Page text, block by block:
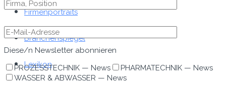
Firmenportraits
Branchenspiegel
Lexikon
Diese/n Newslet­ter abonnieren
PROZESSTECHNIK — News
PHARMATECHNIK — News
WASSER & ABWASSER — News